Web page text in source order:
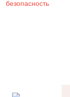
безопасность